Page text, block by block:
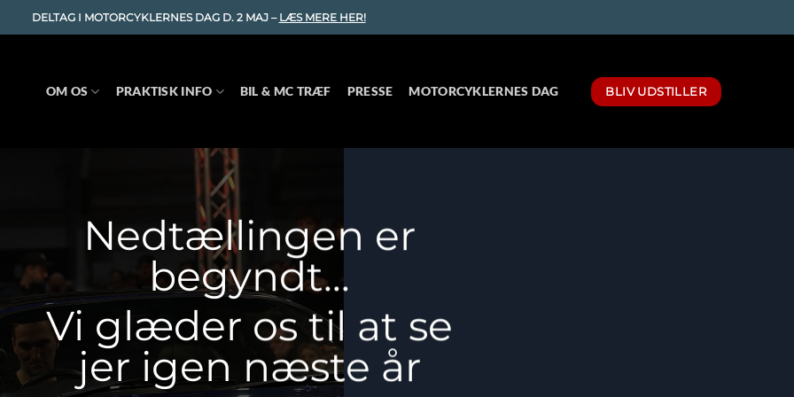
DELTAG I MOTORCYKLERNES DAG D. 2 MAJ – LÆS MERE HER!
OM OS PRAKTISK INFO BIL & MC TRÆF PRESSE MOTORCYKLERNES DAG BLIV UDSTILLER
Nedtællingen er
begyndt…
Vi glæder os til at se
jer igen næste år